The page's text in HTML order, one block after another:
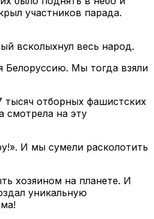
участников парада.
всколыхнул весь народ.
Белоруссию. Мы тогда взяли
тысяч отборных фашистских
смотрела на эту
И мы сумели расколотить
хозяином на планете. И
уникальную